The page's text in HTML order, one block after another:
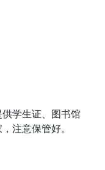
学生证、图书馆
注意保管好。